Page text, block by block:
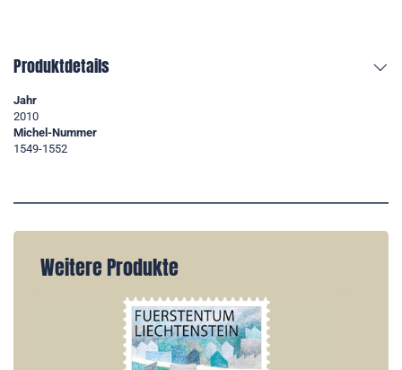
Produktdetails
Jahr
2010
Michel-Nummer
1549-1552
Weitere Produkte